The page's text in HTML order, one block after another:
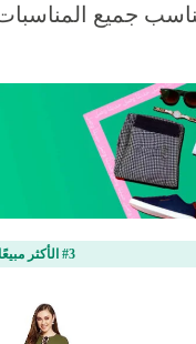
جميع
#3 الأكثر مبيعًا